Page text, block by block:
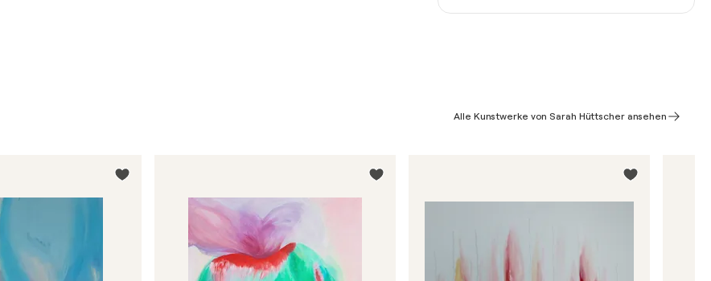
Alle Kunstwerke von Sarah Hüttscher ansehen